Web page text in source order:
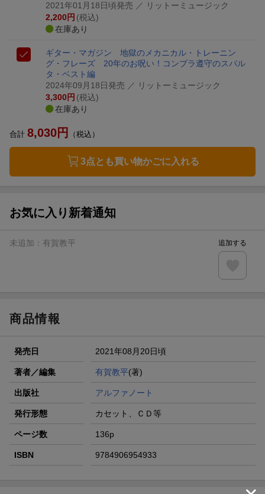
2021年01月18日頃発売 ／ リットーミュージック
2,200円 (税込)
在庫あり
ギター・マガジン 地獄のメカニカル・トレーニン
グ・フレーズ 20年のお呪い！コンプラ遵守のスパル
タ・ベスト編
2024年09月18日発売 ／ リットーミュージック
3,300円 (税込)
在庫あり
合計 8,030円 （税込）
3点とも買い物かごに入れる
お気に入り新着通知
未追加： 有賀教平 追加する
商品情報
発売日 2021年08月20日頃
著者／編集 有賀教平(著)
出版社 アルファノート
発行形態 カセット、ＣＤ等
ページ数 136p
ISBN 9784906954933